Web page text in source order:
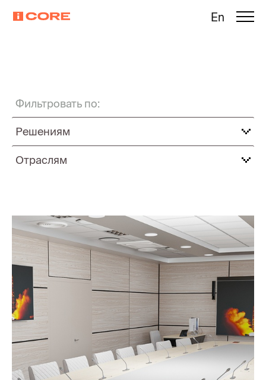
En
Фильтровать по:
Решениям
Отраслям